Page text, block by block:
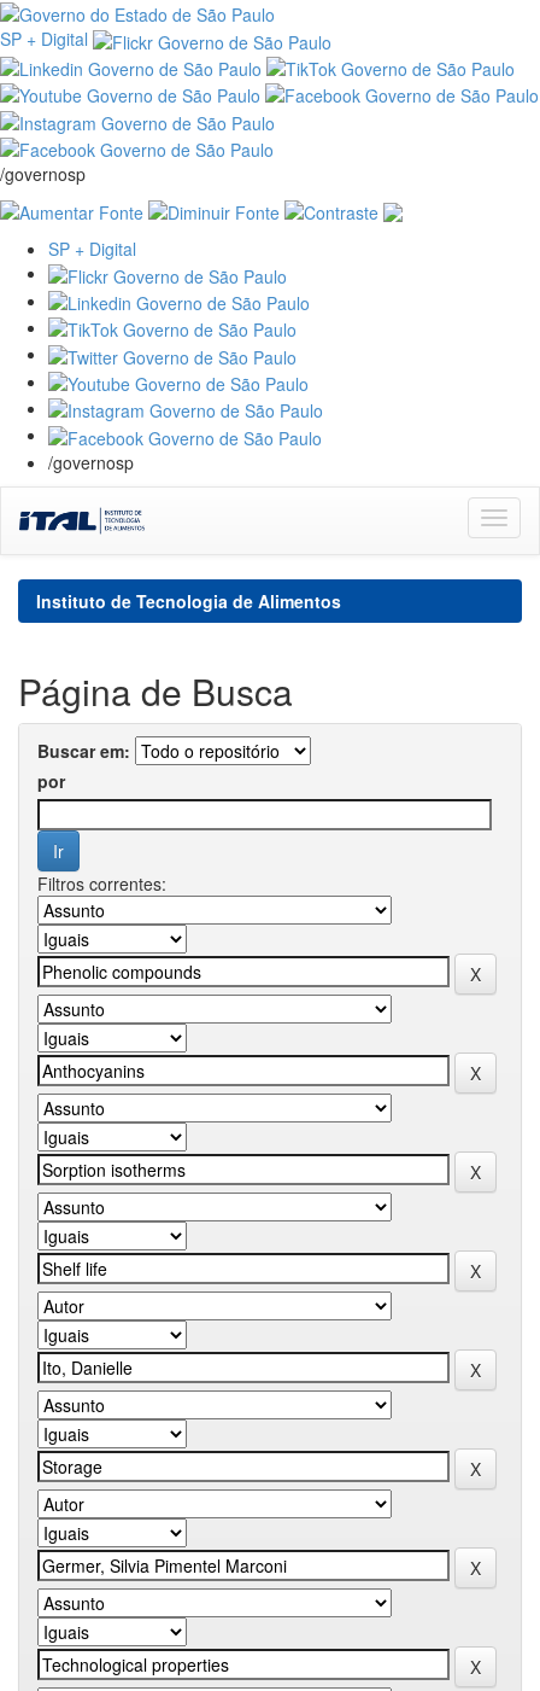
SP + Digital
/governosp
SP + Digital
/governosp
navigation
Instituto de Tecnologia de Alimentos
Página de Busca
Buscar em:
por
Filtros correntes: